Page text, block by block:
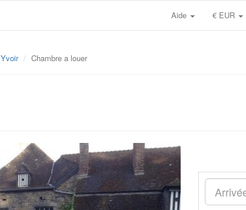
Aide € EUR
Yvoir Chambre a louer